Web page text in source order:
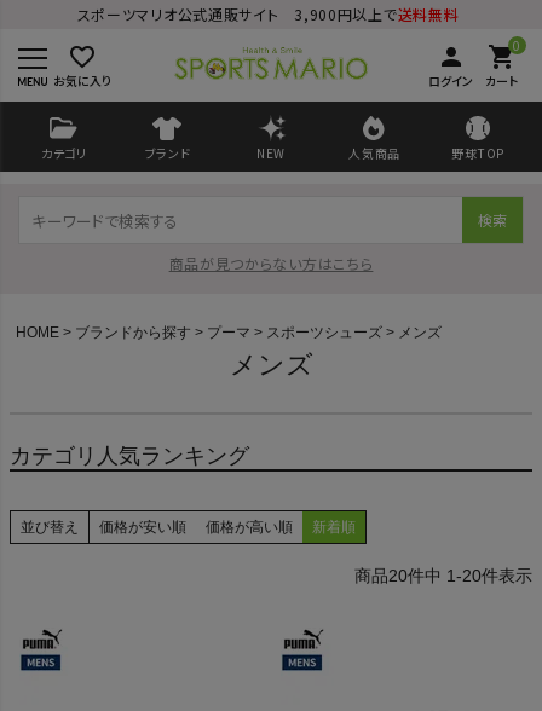
スポーツマリオ公式通販サイト 3,900円以上で送料無料
favorite_border
お気に入り
person
ログイン
0
shopping_cart
カート
カテゴリ ブランド NEW 人気商品 野球TOP
検索
商品が見つからない方はこちら
HOME ブランドから探す プーマ スポーツシューズ メンズ
メンズ
カテゴリ人気ランキング
並び替え 価格が安い順 価格が高い順 新着順
20件中 1-20件表示